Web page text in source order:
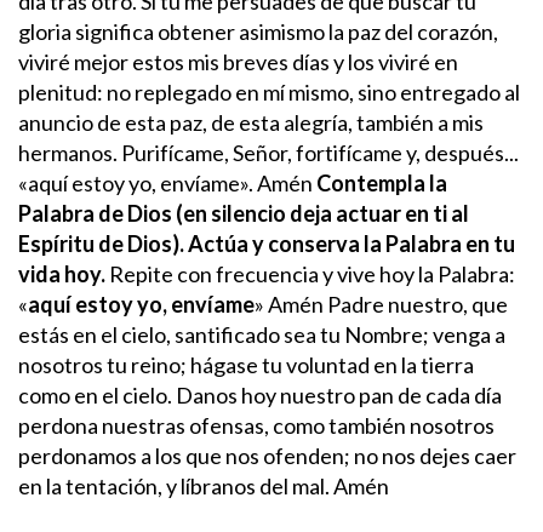
gloria significa obtener asimismo la paz del corazón,
viviré mejor estos mis breves días y los viviré en
plenitud: no replegado en mí mismo, sino entregado al
anuncio de esta paz, de esta alegría, también a mis
hermanos. Purifícame, Señor, fortifícame y, después...
«aquí estoy yo, envíame».Amén Contempla la
Palabra de Dios (en silencio deja actuar en ti al
Espíritu de Dios). Actúa y conserva la Palabra en tu
vida hoy. Repite con frecuencia y vive hoy la Palabra:
«aquí estoy yo, envíame» Amén Padre nuestro, que
estás en el cielo, santificado sea tu Nombre; venga a
nosotros tu reino; hágase tu voluntad en la tierra
como en el cielo. Danos hoy nuestro pan de cada día
perdona nuestras ofensas, como también nosotros
perdonamos a los que nos ofenden; no nos dejes caer
en la tentación, y líbranos del mal. Amén